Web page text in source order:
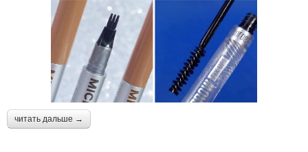
читать дальше →